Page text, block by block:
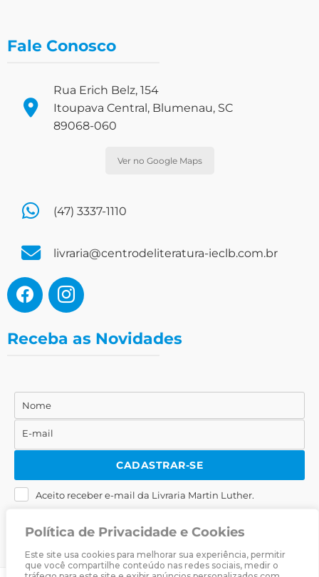
Política de Privacidade e Cookies
Este site usa cookies para melhorar sua experiência, permitir
que você compartilhe conteúdo nas redes sociais, medir o
Fale Conosco
Rua Erich Belz, 154
Itoupava Central, Blumenau, SC
89068-060
Ver no Google Maps
(47) 3337-1110
livraria@centrodeliteratura-ieclb.com.br
Receba as Novidades
Nome
Nome
E-
mail
E-mail
CADASTRAR-SE
Aceito receber e-mail da Livraria Martin Luther.